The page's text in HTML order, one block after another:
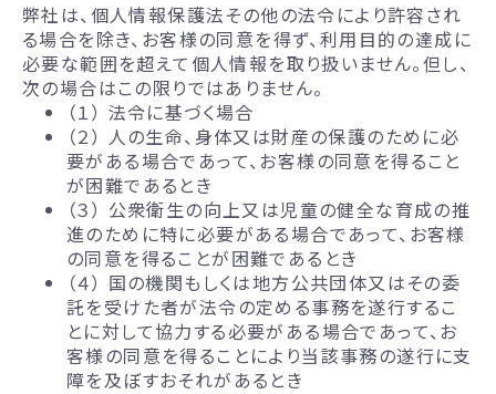
弊社は、個人情報保護法その他の法令により許容され
る場合を除き、お客様の同意を得ず、利用目的の達成に
必要な範囲を超えて個人情報を取り扱いません。但し、
次の場合はこの限りではありません。
（１） 法令に基づく場合
（２） 人の生命、身体又は財産の保護のために必
要がある場合であって、お客様の同意を得ること
が困難であるとき
（３） 公衆衛生の向上又は児童の健全な育成の推
進のために特に必要がある場合であって、お客様
の同意を得ることが困難であるとき
（４） 国の機関もしくは地方公共団体又はその委
託を受けた者が法令の定める事務を遂行するこ
とに対して協力する必要がある場合であって、お
客様の同意を得ることにより当該事務の遂行に支
障を及ぼすおそれがあるとき